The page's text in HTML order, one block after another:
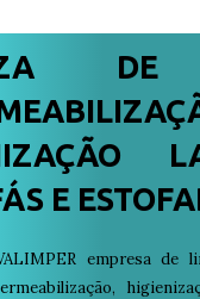
DE
E
empresa de